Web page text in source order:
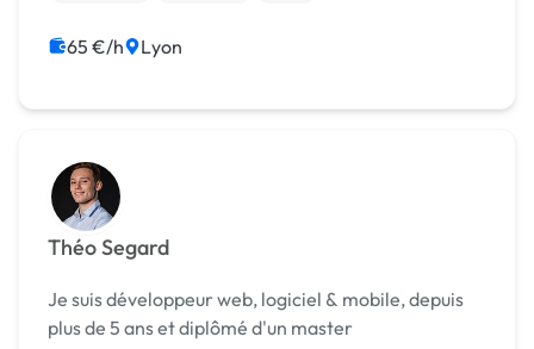
65 €/h Lyon
Théo Segard
Je suis développeur web, logiciel & mobile, depuis
plus de 5 ans et diplômé d'un master